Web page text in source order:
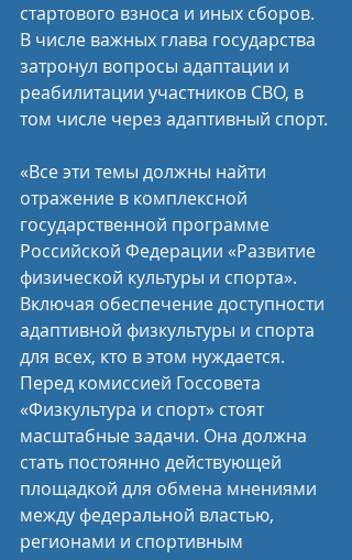
стартового взноса и иных сборов.
В числе важных глава государства
затронул вопросы адаптации и
реабилитации участников СВО, в
том числе через адаптивный спорт.
«Все эти темы должны найти
отражение в комплексной
государственной программе
Российской Федерации «Развитие
физической культуры и спорта».
Включая обеспечение доступности
адаптивной физкультуры и спорта
для всех, кто в этом нуждается.
Перед комиссией Госсовета
«Физкультура и спорт» стоят
масштабные задачи. Она должна
стать постоянно действующей
площадкой для обмена мнениями
между федеральной властью,
регионами и спортивным